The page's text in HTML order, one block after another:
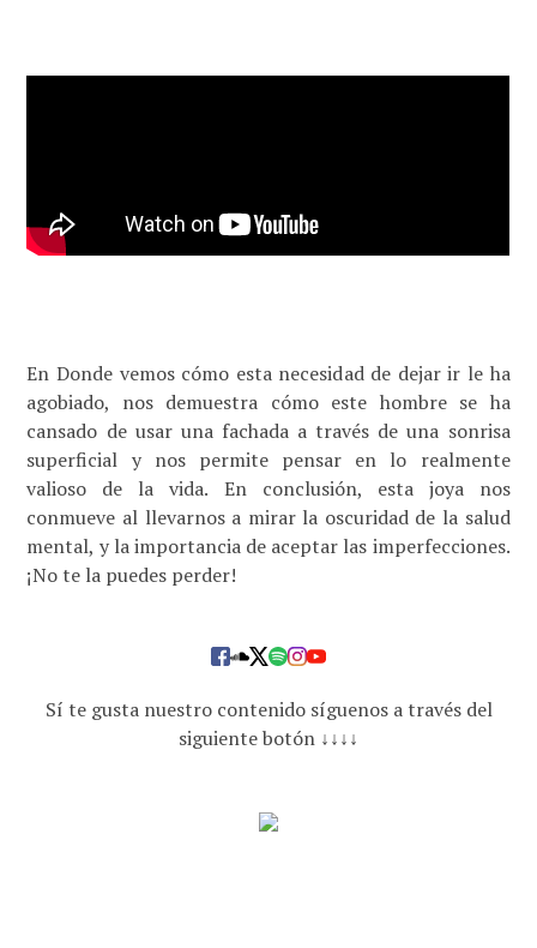
En Donde vemos cómo esta necesidad de dejar ir le ha
agobiado, nos demuestra cómo este hombre se ha
cansado de usar una fachada a través de una sonrisa
superficial y nos permite pensar en lo realmente
valioso de la vida. En conclusión, esta joya nos
conmueve al llevarnos a mirar la oscuridad de la salud
mental, y la importancia de aceptar las imperfecciones.
¡No te la puedes perder!
Sí te gusta nuestro contenido síguenos a través del
siguiente botón ↓↓↓↓